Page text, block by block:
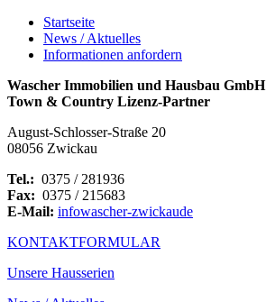
Startseite
News / Aktuelles
Informationen anfordern
Wascher Immobilien und Hausbau GmbH
Town & Country Lizenz-Partner
August-Schlosser-Straße 20
08056 Zwickau
Tel.: 0375 / 281936
Fax: 0375 / 215683
E-Mail: infowascher-zwickaude
KONTAKTFORMULAR
Unsere Hausserien